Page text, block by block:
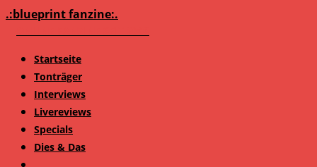
Zum
.:blueprint fanzine:.
Startseite
Tonträger
Interviews
Livereviews
Specials
Dies & Das